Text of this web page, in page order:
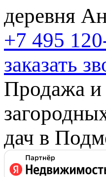
деревня
+7 495
заказать
Продажа и
дач в